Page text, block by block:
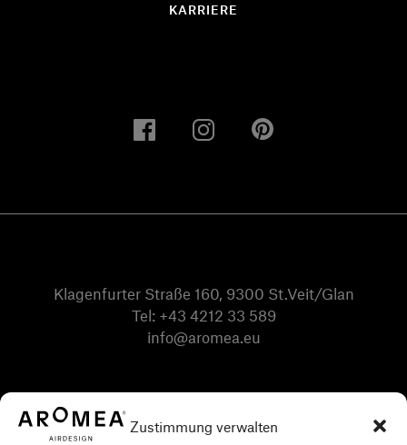
Zustimmung verwalten
KARRIERE
Klagenfurter Straße 160, 9300 St.Veit/Glan
Tel: +43 4212 33 589
info@aromea.eu